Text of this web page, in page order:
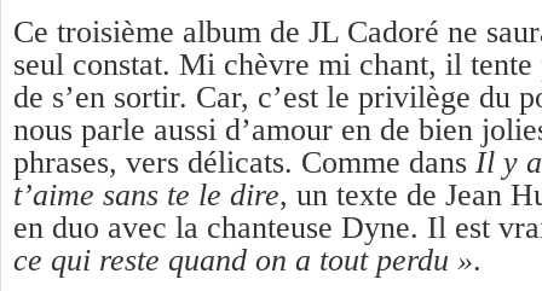
Ce troisième album de JL Cadoré ne
seul constat. Mi chèvre mi chant, il tente
de s’en sortir. Car, c’est le privilège du
nous parle aussi d’amour en de bien
phrases, vers délicats. Comme dans Il y
t’aime sans te le dire, un texte de Jean
en duo avec la chanteuse Dyne. Il est
ce qui reste quand on a tout perdu ».